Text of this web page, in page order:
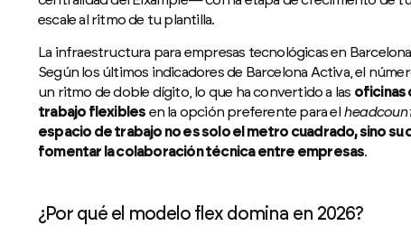
escale al ritmo de tu plantilla.
La infraestructura para empresas tecnológicas en
Según los últimos indicadores de Barcelona Activa, el
un ritmo de doble dígito, lo que ha convertido a las oficinas
trabajo flexibles en la opción preferente para el
espacio de trabajo no es solo el metro cuadrado, sino
fomentar la colaboración técnica entre empresas.
¿Por qué el modelo flex domina en 2026?